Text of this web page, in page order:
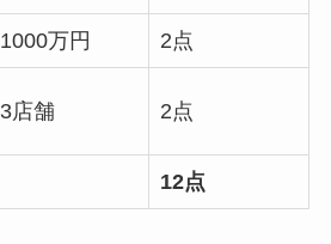
1000万円 2点
3店舗 2点
12点